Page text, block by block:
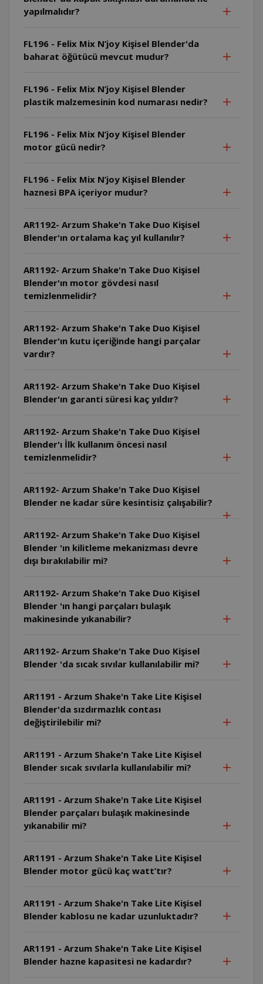
yapılmalıdır?
FL196 - Felix Mix N’joy Kişisel Blender'da
baharat öğütücü mevcut mudur?
FL196 - Felix Mix N’joy Kişisel Blender
plastik malzemesinin kod numarası nedir?
FL196 - Felix Mix N’joy Kişisel Blender
motor gücü nedir?
FL196 - Felix Mix N’joy Kişisel Blender
haznesi BPA içeriyor mudur?
AR1192- Arzum Shake'n Take Duo Kişisel
Blender'ın ortalama kaç yıl kullanılır?
AR1192- Arzum Shake'n Take Duo Kişisel
Blender'ın motor gövdesi nasıl
temizlenmelidir?
AR1192- Arzum Shake'n Take Duo Kişisel
Blender'ın kutu içeriğinde hangi parçalar
vardır?
AR1192- Arzum Shake'n Take Duo Kişisel
Blender'ın garanti süresi kaç yıldır?
AR1192- Arzum Shake'n Take Duo Kişisel
Blender'ı İlk kullanım öncesi nasıl
temizlenmelidir?
AR1192- Arzum Shake'n Take Duo Kişisel
Blender ne kadar süre kesintisiz çalışabilir?
AR1192- Arzum Shake'n Take Duo Kişisel
Blender 'ın kilitleme mekanizması devre
dışı bırakılabilir mi?
AR1192- Arzum Shake'n Take Duo Kişisel
Blender 'ın hangi parçaları bulaşık
makinesinde yıkanabilir?
AR1192- Arzum Shake'n Take Duo Kişisel
Blender 'da sıcak sıvılar kullanılabilir mi?
AR1191 - Arzum Shake'n Take Lite Kişisel
Blender'da sızdırmazlık contası
değiştirilebilir mi?
AR1191 - Arzum Shake'n Take Lite Kişisel
Blender sıcak sıvılarla kullanılabilir mi?
AR1191 - Arzum Shake'n Take Lite Kişisel
Blender parçaları bulaşık makinesinde
yıkanabilir mi?
AR1191 - Arzum Shake'n Take Lite Kişisel
Blender motor gücü kaç watt’tır?
AR1191 - Arzum Shake'n Take Lite Kişisel
Blender kablosu ne kadar uzunluktadır?
AR1191 - Arzum Shake'n Take Lite Kişisel
Blender hazne kapasitesi ne kadardır?